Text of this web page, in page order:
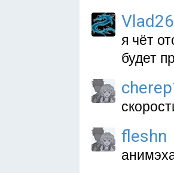
я чёт
будет
fleshn